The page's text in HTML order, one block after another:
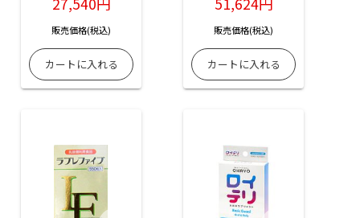
販売価格(税込) 販売価格(税込)